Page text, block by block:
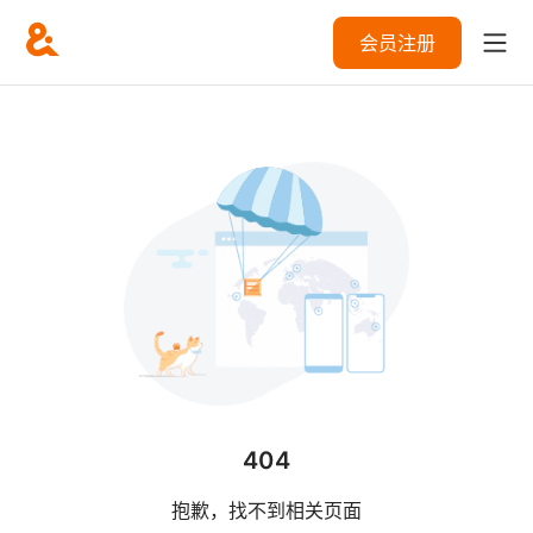
会员注册
404
抱歉，找不到相关页面